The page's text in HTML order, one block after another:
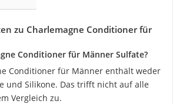
zu Charlemagne Conditioner für
Conditioner für Männer Sulfate?
Conditioner für Männer enthält weder
und Silikone. Das trifft nicht auf alle
Vergleich zu.